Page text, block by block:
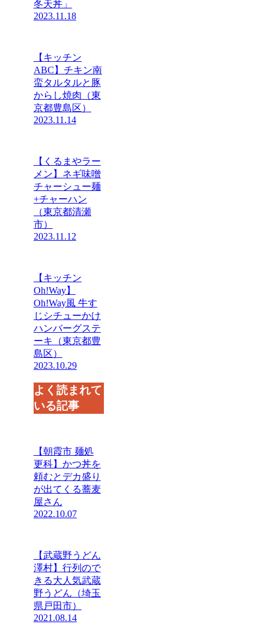
冬天丼」
2023.11.18
【キッチン
ABC】チキン南
蛮タルタルと豚
からし焼肉（東
京都豊島区）
2023.11.14
【くるまやラー
メン】ネギ味噌
チャーシュー麺
+チャーハン
（東京都清瀬
市）
2023.11.12
【キッチン
Oh!Way】
Oh!Way風 牛す
じシチューかけ
ハンバーグステ
ーキ（東京都豊
島区）
2023.10.29
よく読まれて
いる記事
【朝霞市 麺処
更科】かつ丼を
頼むとデカ盛り
が出てくる蕎麦
屋さん
2022.10.07
【武蔵野うどん
澤村】行列ので
きる大人気武蔵
野うどん（埼玉
県戸田市）
2021.08.14